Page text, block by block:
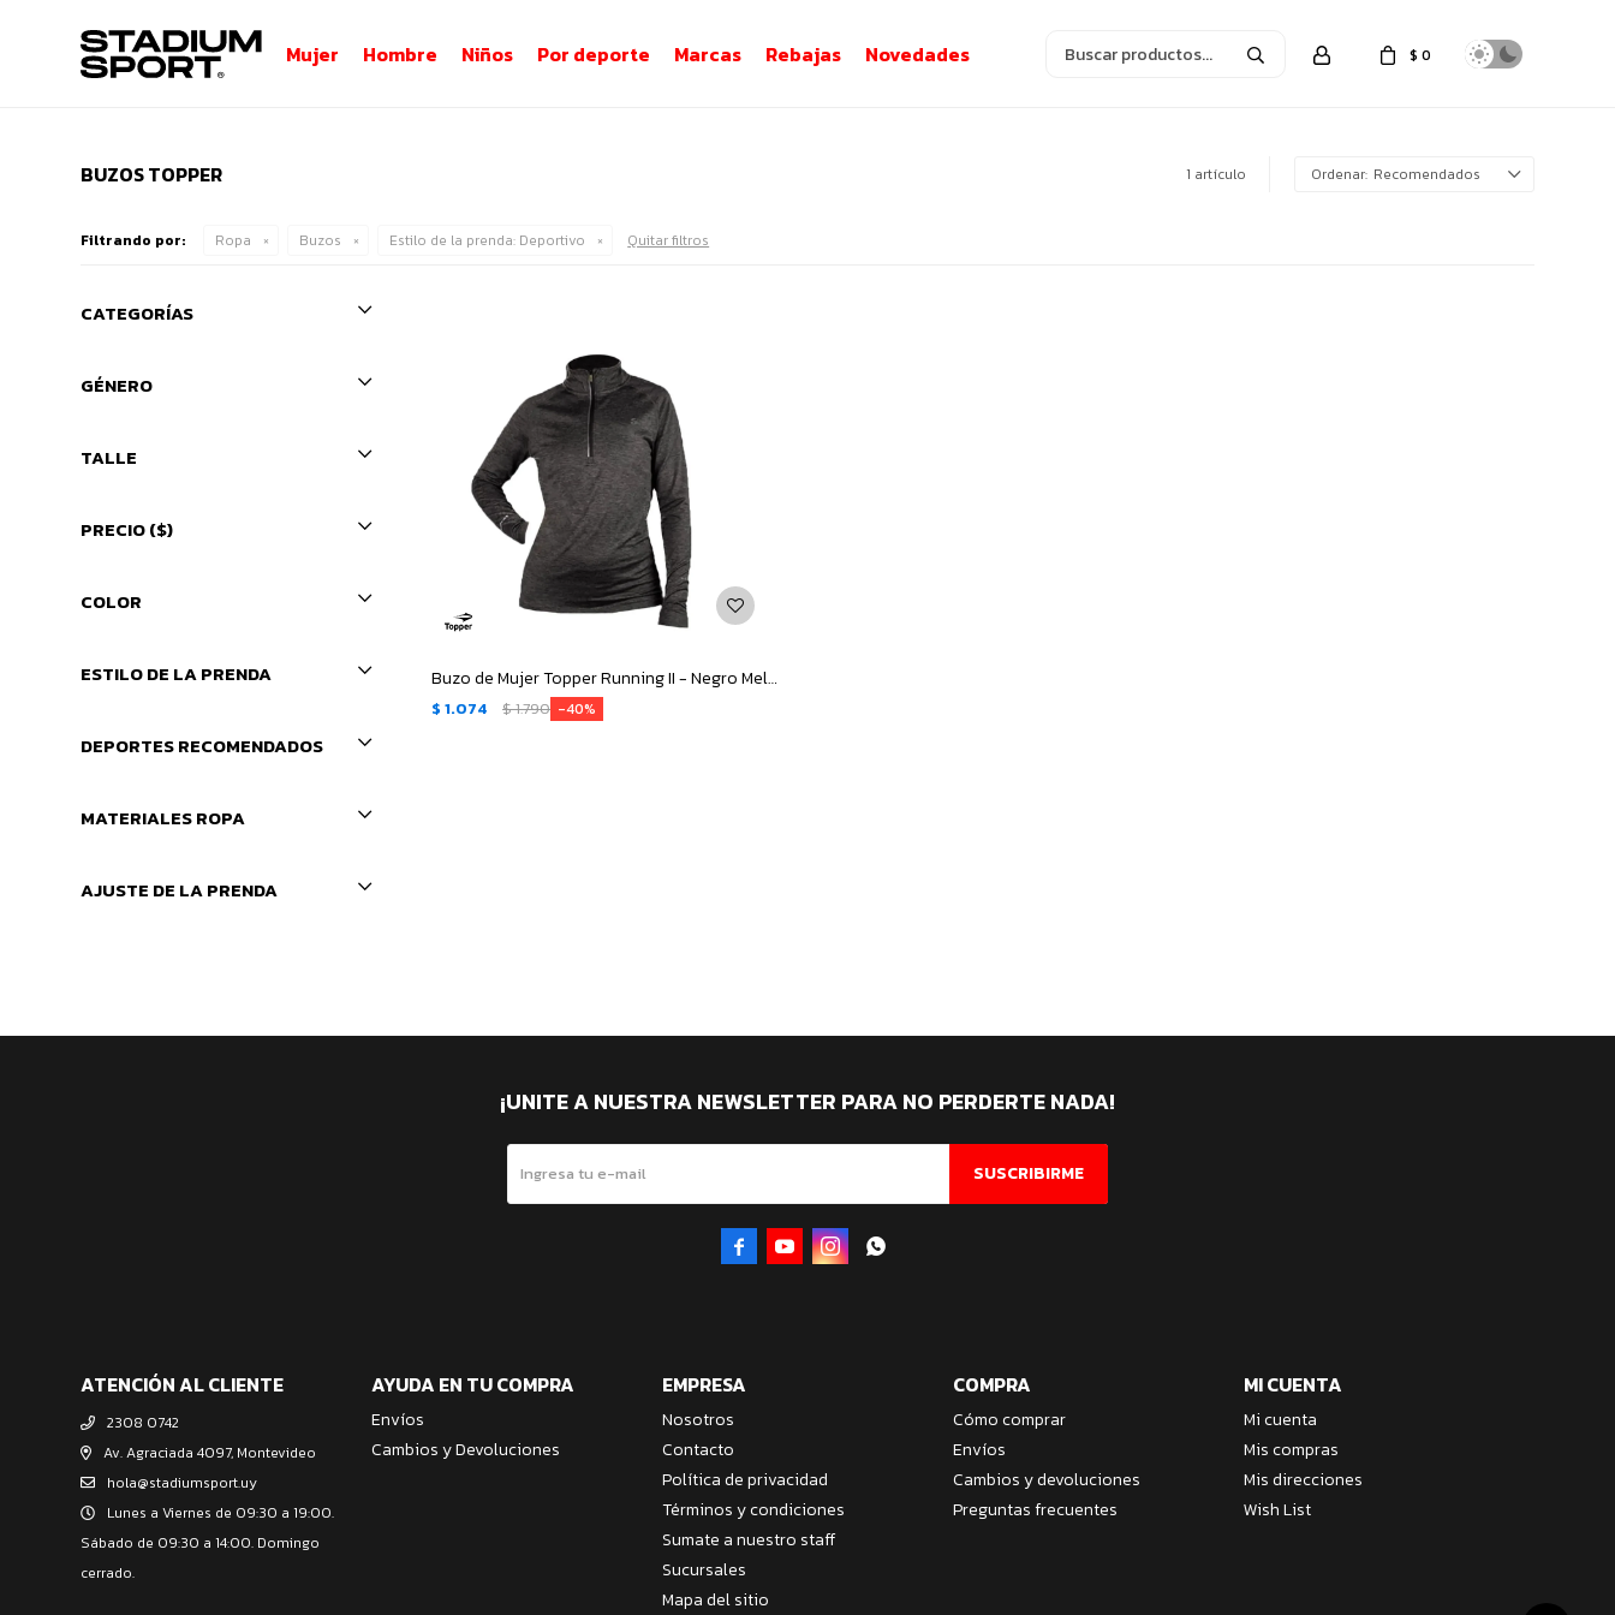
Mujer Hombre Niños Por deporte Marcas Rebajas Novedades $ 0
BUZOS TOPPER 1 artículo Recomendados
Filtrando por: Ropa Buzos Estilo de la prenda: Deportivo Quitar filtros
Buzo de Mujer Topper Running II - Negro Melange
$ 1.074 $1.790 40
CATEGORÍAS
GÉNERO
TALLE
PRECIO($)
COLOR
ESTILO DE LA PRENDA
DEPORTES RECOMENDADOS
MATERIALES ROPA
AJUSTE DE LA PRENDA
ATENCIÓN AL CLIENTE
2308 0742
Av. Agraciada 4097, Montevideo
hola@stadiumsport.uy
Lunes a Viernes de 09:30 a 19:00.
Sábado de 09:30 a 14:00. Domingo
cerrado.
AYUDA EN TU COMPRA
Envíos
Cambios y Devoluciones
EMPRESA
Nosotros
Contacto
Política de privacidad
Términos y condiciones
Sumate a nuestro staff
Sucursales
Mapa del sitio
COMPRA
Cómo comprar
Envíos
Cambios y devoluciones
Preguntas frecuentes
MI CUENTA
Mi cuenta
Mis compras
Mis direcciones
Wish List
¡UNITE A NUESTRA NEWSLETTER PARA NO PERDERTE NADA!
SUSCRIBIRME
   